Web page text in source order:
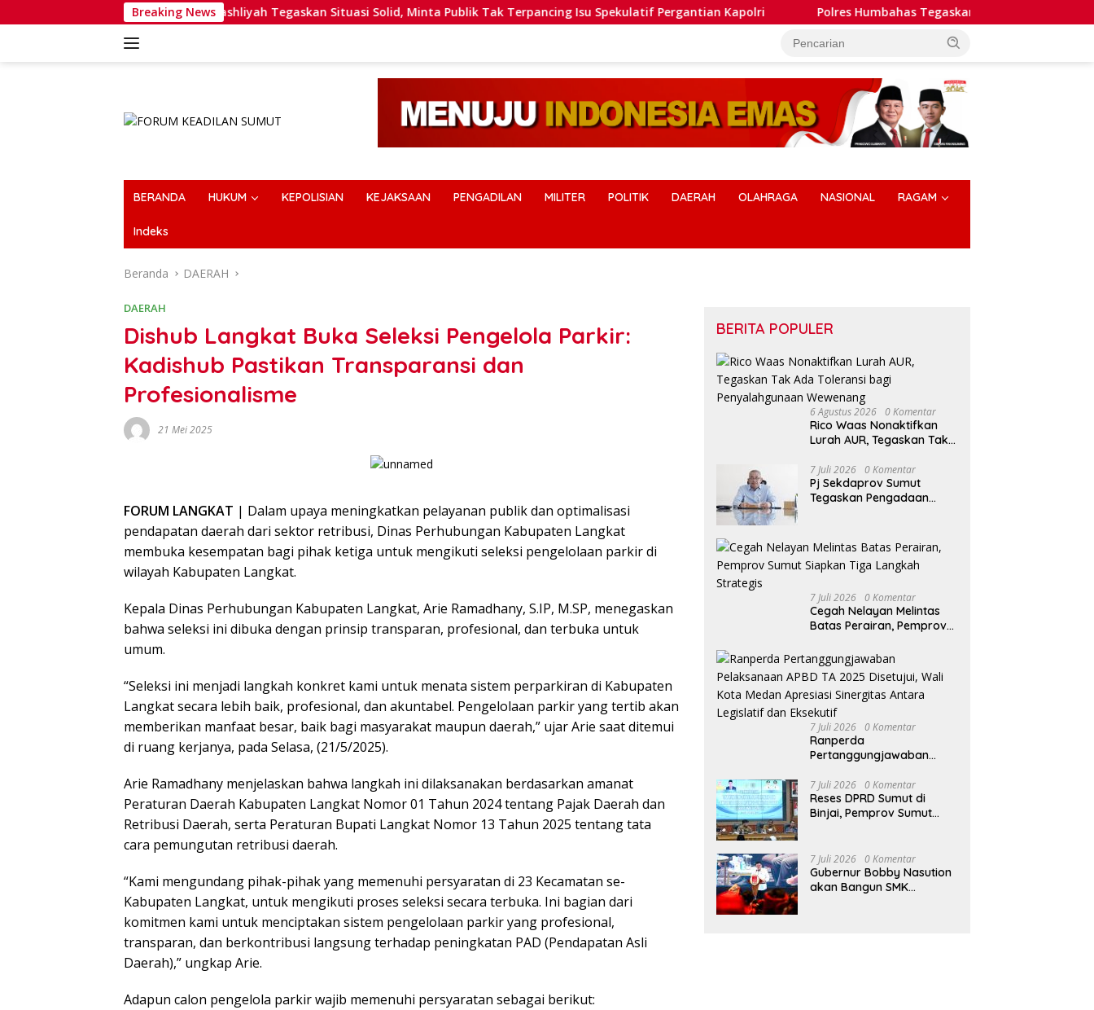
ke
Breaking News
GP Al-Washliyah Tegaskan Situasi Solid, Minta Publik Tak Terpancing Isu Spekulatif Pergantian Kapolri Polres Humbahas Tegaskan Penanganan Laporan Dugaan
BERANDA HUKUM KEPOLISIAN KEJAKSAAN PENGADILAN MILITER POLITIK DAERAH OLAHRAGA NASIONAL RAGAM
Indeks
Beranda DAERAH
DAERAH
Dishub Langkat Buka Seleksi Pengelola Parkir:
Kadishub Pastikan Transparansi dan
Profesionalisme
21 Mei 2025
FORUM LANGKAT | Dalam upaya meningkatkan pelayanan publik dan optimalisasi
pendapatan daerah dari sektor retribusi, Dinas Perhubungan Kabupaten Langkat
membuka kesempatan bagi pihak ketiga untuk mengikuti seleksi pengelolaan parkir di
wilayah Kabupaten Langkat.
Kepala Dinas Perhubungan Kabupaten Langkat, Arie Ramadhany, S.IP, M.SP, menegaskan
bahwa seleksi ini dibuka dengan prinsip transparan, profesional, dan terbuka untuk
umum.
“Seleksi ini menjadi langkah konkret kami untuk menata sistem perparkiran di Kabupaten
Langkat secara lebih baik, profesional, dan akuntabel. Pengelolaan parkir yang tertib akan
memberikan manfaat besar, baik bagi masyarakat maupun daerah,” ujar Arie saat ditemui
di ruang kerjanya, pada Selasa, (21/5/2025).
Arie Ramadhany menjelaskan bahwa langkah ini dilaksanakan berdasarkan amanat
Peraturan Daerah Kabupaten Langkat Nomor 01 Tahun 2024 tentang Pajak Daerah dan
Retribusi Daerah, serta Peraturan Bupati Langkat Nomor 13 Tahun 2025 tentang tata
cara pemungutan retribusi daerah.
“Kami mengundang pihak-pihak yang memenuhi persyaratan di 23 Kecamatan se-
Kabupaten Langkat, untuk mengikuti proses seleksi secara terbuka. Ini bagian dari
komitmen kami untuk menciptakan sistem pengelolaan parkir yang profesional,
transparan, dan berkontribusi langsung terhadap peningkatan PAD (Pendapatan Asli
Daerah),” ungkap Arie.
Adapun calon pengelola parkir wajib memenuhi persyaratan sebagai berikut:
BERITA POPULER
6 Agustus 2026 0 Komentar
Rico Waas Nonaktifkan
Lurah AUR, Tegaskan Tak
Penyalahgunaan
Wewenang
7 Juli 2026 0 Komentar
Pj Sekdaprov Sumut
Tegaskan Pengadaan
dan Akuntabel
7 Juli 2026 0 Komentar
Cegah Nelayan Melintas
Batas Perairan, Pemprov
Langkah Strategis
7 Juli 2026 0 Komentar
Ranperda
Pertanggungjawaban
2025 Disetujui, Wali Kota
Medan Apresiasi Sinergitas
Antara Legislatif dan
7 Juli 2026 0 Komentar
Reses DPRD Sumut di
Binjai, Pemprov Sumut
Infrastruktur
7 Juli 2026 0 Komentar
Gubernur Bobby Nasution
akan Bangun SMK